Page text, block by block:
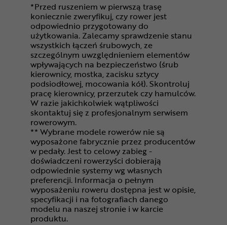
*Przed ruszeniem w pierwszą trasę
koniecznie zweryfikuj, czy rower jest
odpowiednio przygotowany do
użytkowania. Zalecamy sprawdzenie stanu
wszystkich łączeń śrubowych, ze
szczególnym uwzględnieniem elementów
wpływających na bezpieczeństwo (śrub
kierownicy, mostka, zacisku sztycy
podsiodłowej, mocowania kół). Skontroluj
pracę kierownicy, przerzutek czy hamulców.
W razie jakichkolwiek wątpliwości
skontaktuj się z profesjonalnym serwisem
rowerowym.
** Wybrane modele rowerów nie są
wyposażone fabrycznie przez producentów
w pedały. Jest to celowy zabieg -
doświadczeni rowerzyści dobierają
odpowiednie systemy wg własnych
preferencji. Informacja o pełnym
wyposażeniu roweru dostępna jest w opisie,
specyfikacji i na fotografiach danego
modelu na naszej stronie i w karcie
produktu.